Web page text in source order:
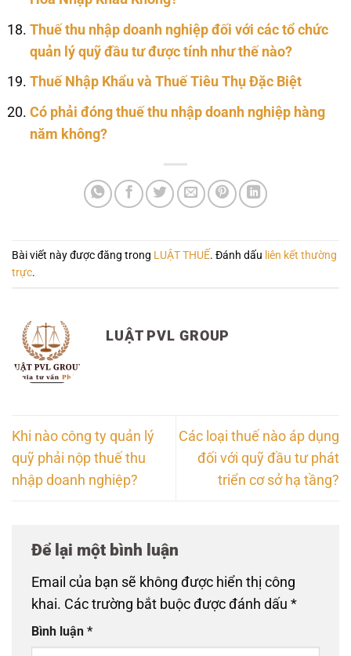
Thuế thu nhập doanh nghiệp đối với các tổ chức
quản lý quỹ đầu tư được tính như thế nào?
Thuế Nhập Khẩu và Thuế Tiêu Thụ Đặc Biệt
Có phải đóng thuế thu nhập doanh nghiệp hàng
năm không?
Bài viết này được đăng trong LUẬT THUẾ. Đánh dấu liên kết thường
trực.
LUẬT PVL GROUP
Khi nào công ty quản lý
quỹ phải nộp thuế thu
nhập doanh nghiệp?
Các loại thuế nào áp dụng
đối với quỹ đầu tư phát
triển cơ sở hạ tầng?
Để lại một bình luận
Email của bạn sẽ không được hiển thị công
khai. Các trường bắt buộc được đánh dấu *
Bình luận *